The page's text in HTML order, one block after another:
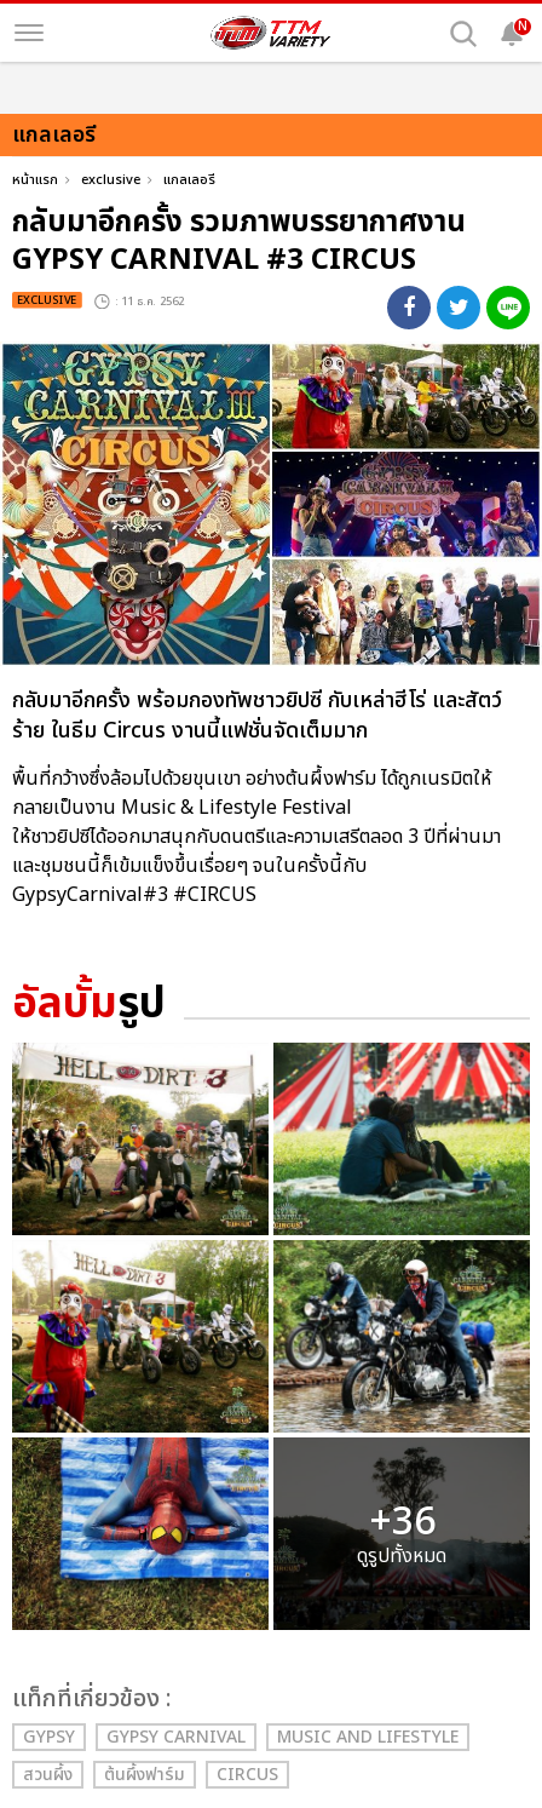
N
แกลเลอรี
หน้าแรก exclusive แกลเลอรี
กลับมาอีกครั้ง รวมภาพบรรยากาศงาน
GYPSY CARNIVAL #3 CIRCUS
EXCLUSIVE : 11 ธ.ค. 2562
กลับมาอีกครั้ง พร้อมกองทัพชาวยิปซี กับเหล่าฮีโร่ และสัตว์
ร้าย ในธีม Circus งานนี้แฟชั่นจัดเต็มมาก
พื้นที่กว้างซึ่งล้อมไปด้วยขุนเขา อย่างต้นผึ้งฟาร์ม ได้ถูกเนรมิตให้
กลายเป็นงาน Music & Lifestyle Festival
ให้ชาวยิปซีได้ออกมาสนุกกับดนตรีและความเสรีตลอด 3 ปีที่ผ่านมา
และชุมชนนี้ก็เข้มแข็งขึ้นเรื่อยๆ จนในครั้งนี้กับ
GypsyCarnival#3 #CIRCUS
อัลบั้มรูป
+36
ดูรูปทั้งหมด
เเท็กที่เกี่ยวข้อง :
GYPSY GYPSY CARNIVAL
MUSIC AND LIFESTYLE
สวนผึ้ง
ต้นผึ้งฟาร์ม CIRCUS